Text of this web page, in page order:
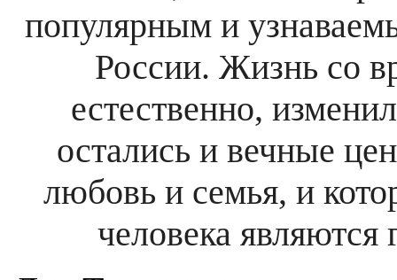
популярным и
России. Жизнь со
естественно,
остались и вечные
любовь и семья, и
человека